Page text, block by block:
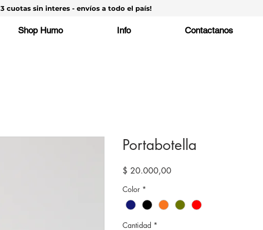
3 cuotas sin interes - envíos a todo el país!
Shop Humo Info Contactanos
Portabotella
$ 20.000,00Precio
Color *
Cantidad *